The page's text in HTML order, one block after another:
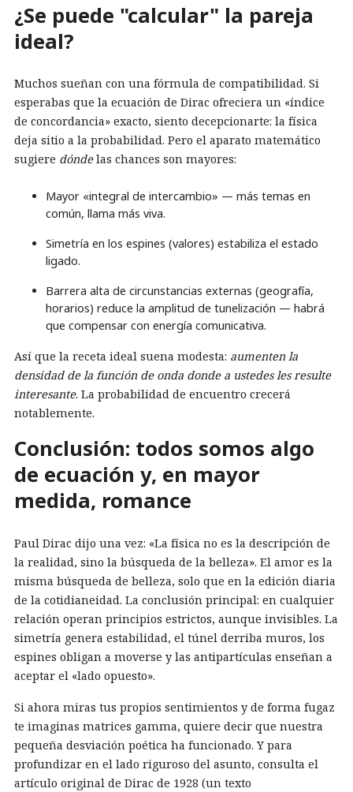
¿Se puede "calcular" la pareja
ideal?
Muchos sueñan con una fórmula de compatibilidad. Si
esperabas que la ecuación de Dirac ofreciera un «índice
de concordancia» exacto, siento decepcionarte: la física
deja sitio a la probabilidad. Pero el aparato matemático
sugiere dóndelas chances son mayores:
Mayor «integral de intercambio» — más temas en
común, llama más viva.
Simetría en los espines (valores) estabiliza el estado
ligado.
Barrera alta de circunstancias externas (geografía,
horarios) reduce la amplitud de tunelización — habrá
que compensar con energía comunicativa.
Así que la receta ideal suena modesta: aumenten la
densidad de la función de onda donde a ustedes les resulte
interesante. La probabilidad de encuentro crecerá
notablemente.
Conclusión: todos somos algo
de ecuación y, en mayor
medida, romance
Paul Dirac dijo una vez: «La física no es la descripción de
la realidad, sino la búsqueda de la belleza». El amor es la
misma búsqueda de belleza, solo que en la edición diaria
de la cotidianeidad. La conclusión principal: en cualquier
relación operan principios estrictos, aunque invisibles. La
simetría genera estabilidad, el túnel derriba muros, los
espines obligan a moverse y las antipartículas enseñan a
aceptar el «lado opuesto».
Si ahora miras tus propios sentimientos y de forma fugaz
te imaginas matrices gamma, quiere decir que nuestra
pequeña desviación poética ha funcionado. Y para
profundizar en el lado riguroso del asunto, consulta el
artículo original de Dirac de 1928 (un texto